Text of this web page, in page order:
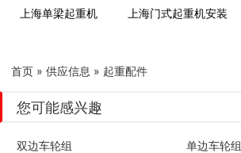
上海单梁起重机 上海门式起重机安装
首页 » 供应信息 » 起重配件
您可能感兴趣
双边车轮组
单边车轮组